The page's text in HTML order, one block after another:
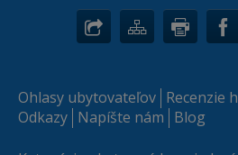
Ohlasy ubytovateľov Recenzie
Odkazy Napíšte nám Blog